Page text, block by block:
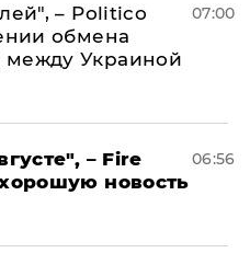
– Politico
обмена
Украиной
07:00
– Fire
новость
06:56